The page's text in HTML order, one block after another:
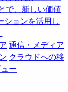
で、新しい価値
ションを活用し
通信・メディア
クラウドへの移
ー